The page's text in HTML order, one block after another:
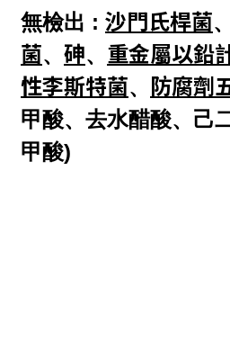
無檢出 : 沙門氏桿菌、
菌、 砷、 重金屬以鉛
性李斯特菌、 防腐劑
甲酸、去水醋酸、己
甲酸)